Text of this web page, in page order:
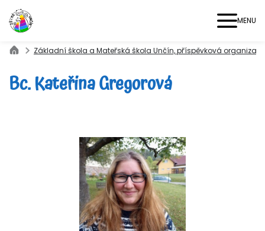
MENU
Základní škola a Mateřská škola Unčín, příspěvková organizace
Bc. Kateřina Gregorová